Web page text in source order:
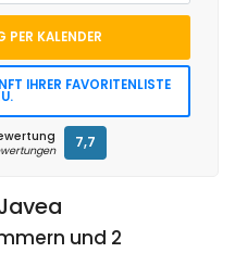
und 2
PER KALENDER
IHRER FAVORITENLISTE
7,7